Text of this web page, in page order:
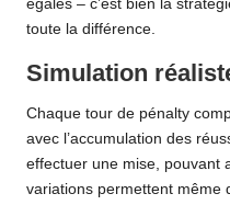
égales – c’est bien la
toute la différence.
Simulation
Chaque tour de pénalty
avec l’accumulation des
effectuer une mise, pouvant
variations permettent même